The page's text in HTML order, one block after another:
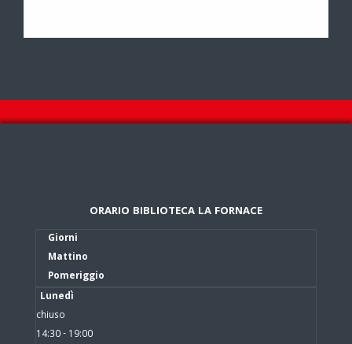
ORARIO BIBLIOTECA LA FORNACE
Giorni
Mattino
Pomeriggio
Lunedì
chiuso
14:30 - 19:00